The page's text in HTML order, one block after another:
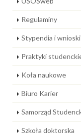
Regulaminy
Stypendia i wnioski
Praktyki
Koła naukowe
Biuro Karier
Samorząd
Szkoła doktorska